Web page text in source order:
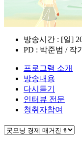
방송시간 : [일]
PD : 박준범 / 작
프로그램 소개
방송내용
다시듣기
인터뷰 전문
청취자참여